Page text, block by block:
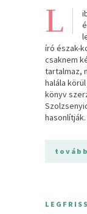
L
író észak-
csaknem
tartalmaz,
halála
könyv